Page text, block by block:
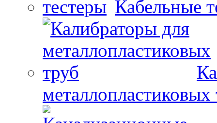
Кабельные
металлопластиковых